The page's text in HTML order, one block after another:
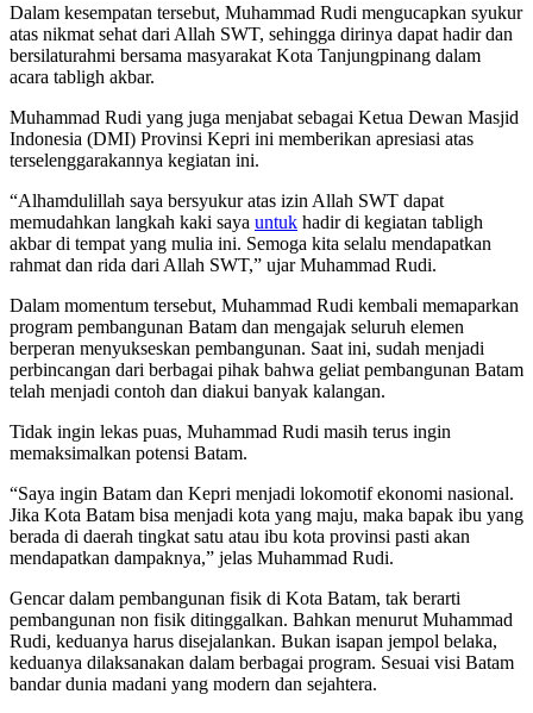
Dalam kesempatan tersebut, Muhammad Rudi mengucapkan syukur
atas nikmat sehat dari Allah SWT, sehingga dirinya dapat hadir dan
bersilaturahmi bersama masyarakat Kota Tanjungpinang dalam
acara tabligh akbar.
Muhammad Rudi yang juga menjabat sebagai Ketua Dewan Masjid
Indonesia (DMI) Provinsi Kepri ini memberikan apresiasi atas
terselenggarakannya kegiatan ini.
“Alhamdulillah saya bersyukur atas izin Allah SWT dapat
memudahkan langkah kaki saya untuk hadir di kegiatan tabligh
akbar di tempat yang mulia ini. Semoga kita selalu mendapatkan
rahmat dan rida dari Allah SWT,” ujar Muhammad Rudi.
Dalam momentum tersebut, Muhammad Rudi kembali memaparkan
program pembangunan Batam dan mengajak seluruh elemen
berperan menyukseskan pembangunan. Saat ini, sudah menjadi
perbincangan dari berbagai pihak bahwa geliat pembangunan Batam
telah menjadi contoh dan diakui banyak kalangan.
Tidak ingin lekas puas, Muhammad Rudi masih terus ingin
memaksimalkan potensi Batam.
“Saya ingin Batam dan Kepri menjadi lokomotif ekonomi nasional.
Jika Kota Batam bisa menjadi kota yang maju, maka bapak ibu yang
berada di daerah tingkat satu atau ibu kota provinsi pasti akan
mendapatkan dampaknya,” jelas Muhammad Rudi.
Gencar dalam pembangunan fisik di Kota Batam, tak berarti
pembangunan non fisik ditinggalkan. Bahkan menurut Muhammad
Rudi, keduanya harus disejalankan. Bukan isapan jempol belaka,
keduanya dilaksanakan dalam berbagai program. Sesuai visi Batam
bandar dunia madani yang modern dan sejahtera.